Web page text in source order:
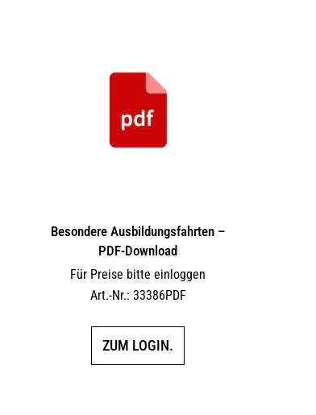
Besondere Ausbildungsfahrten –
PDF-Download
Für Preise bitte einloggen
Art.-Nr.: 33386PDF
ZUM LOGIN.